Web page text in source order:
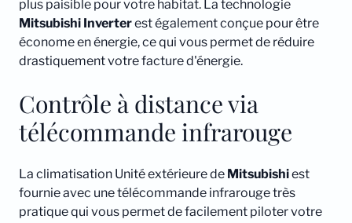
plus paisible pour votre habitat. La technologie
Mitsubishi Inverterest également conçue pour être
économe en énergie, ce qui vous permet de réduire
drastiquement votre facture d'énergie.
Contrôle à distance via
télécommande infrarouge
La climatisation Unité extérieure de Mitsubishiest
fournie avec une télécommande infrarouge très
pratique qui vous permet de facilement piloter votre